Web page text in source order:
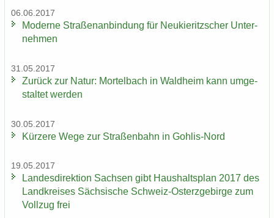
06.06.2017
Mo­der­ne Stra­ßen­an­bin­dung für Neu­kie­ritz­scher Un­ter­
neh­men
31.05.2017
Zu­rück zur Natur: Mor­tel­bach in Wald­heim kann um­ge­
stal­tet wer­den
30.05.2017
Kür­ze­re Wege zur Stra­ßen­bahn in Gohlis-​Nord
19.05.2017
Lan­des­di­rek­ti­on Sach­sen gibt Haus­halts­plan 2017 des
Land­krei­ses Säch­si­sche Schweiz-​Osterzgebirge zum
Voll­zug frei